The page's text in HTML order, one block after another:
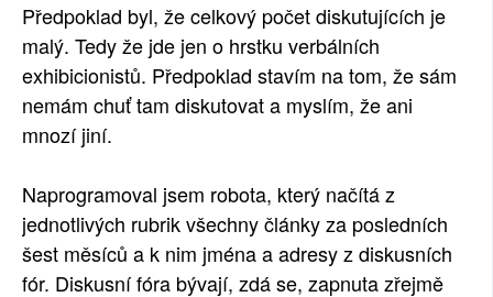
Předpoklad byl, že celkový počet diskutujících je
malý. Tedy že jde jen o hrstku verbálních
exhibicionistů. Předpoklad stavím na tom, že sám
nemám chuť tam diskutovat a myslím, že ani
mnozí jiní.
Naprogramoval jsem robota, který načítá z
jednotlivých rubrik všechny články za posledních
šest měsíců a k nim jména a adresy z diskusních
fór. Diskusní fóra bývají, zdá se, zapnuta zřejmě